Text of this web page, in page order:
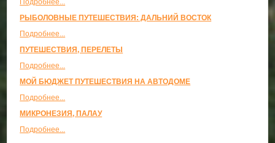
РЫБОЛОВНЫЕ ПУТЕШЕСТВИЯ: ДАЛЬНИЙ ВОСТОК
Подробнее...
ПУТЕШЕСТВИЯ, ПЕРЕЛЕТЫ
Подробнее...
МОЙ БЮДЖЕТ ПУТЕШЕСТВИЯ НА АВТОДОМЕ
Подробнее...
МИКРОНЕЗИЯ, ПАЛАУ
Подробнее...